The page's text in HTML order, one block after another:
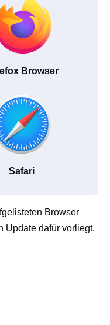
Browser
Safari
Browser
Update dafür vorliegt.